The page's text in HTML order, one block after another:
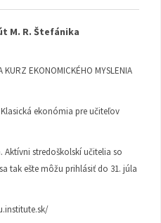
M. R. Štefánika
KURZ EKONOMICKÉHO MYSLENIA
ekonómia pre učiteľov
Aktívni stredoškolskí učitelia so
tak ešte môžu prihlásiť do 31. júla